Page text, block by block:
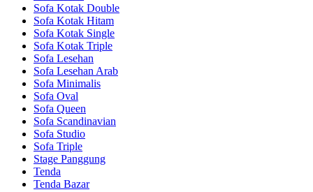
Sofa Kotak Double
Sofa Kotak Hitam
Sofa Kotak Single
Sofa Kotak Triple
Sofa Lesehan
Sofa Lesehan Arab
Sofa Minimalis
Sofa Oval
Sofa Queen
Sofa Scandinavian
Sofa Studio
Sofa Triple
Stage Panggung
Tenda
Tenda Bazar